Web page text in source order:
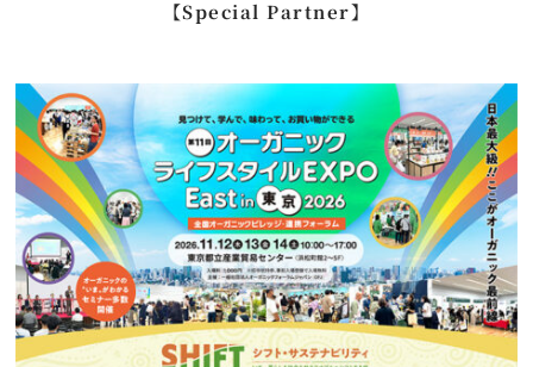
【Special Partner】